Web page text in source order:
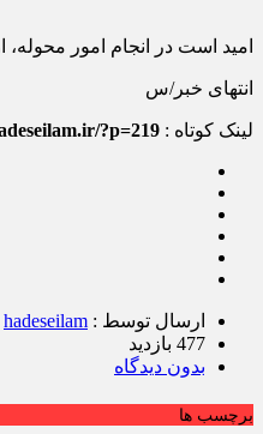
امید است در انجام امور
انتهای خبر/س
لینک کوتاه : ?p=219
ارسال توسط : hadeseilam
477 بازدید
بدون دیدگاه
برچسب ها